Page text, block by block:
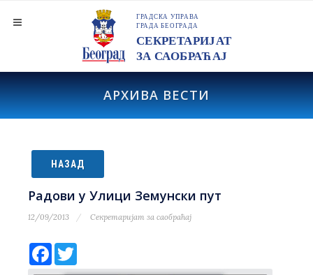
АРХИВА ВЕСТИ
НАЗАД
Радови у Улици Земунски пут
12/09/2013 Секретаријат за саобраћај
Facebook